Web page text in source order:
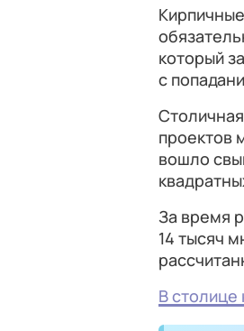
который
с
проектов
вошло
За время
14 тысяч
В